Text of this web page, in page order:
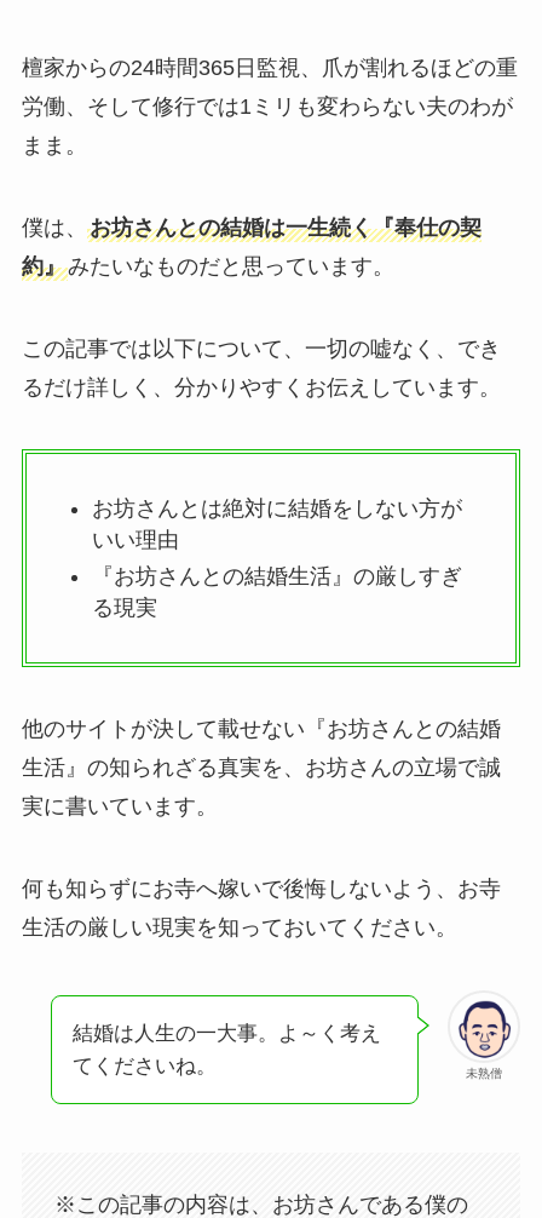
檀家からの24時間365日監視、爪が割れるほどの重
労働、そして修行では1ミリも変わらない夫のわが
まま。
僕は、 お坊さんとの結婚は一生続く『奉仕の契
約』みたいなものだと思っています。
この記事では以下について、一切の嘘なく、でき
るだけ詳しく、分かりやすくお伝えしています。
お坊さんとは絶対に結婚をしない方が
いい理由
『お坊さんとの結婚生活』の厳しすぎ
る現実
他のサイトが決して載せない『お坊さんとの結婚
生活』の知られざる真実を、お坊さんの立場で誠
実に書いています。
何も知らずにお寺へ嫁いで後悔しないよう、お寺
生活の厳しい現実を知っておいてください。
未熟僧
結婚は人生の一大事。よ～く考え
てくださいね。
※この記事の内容は、お坊さんである僕の